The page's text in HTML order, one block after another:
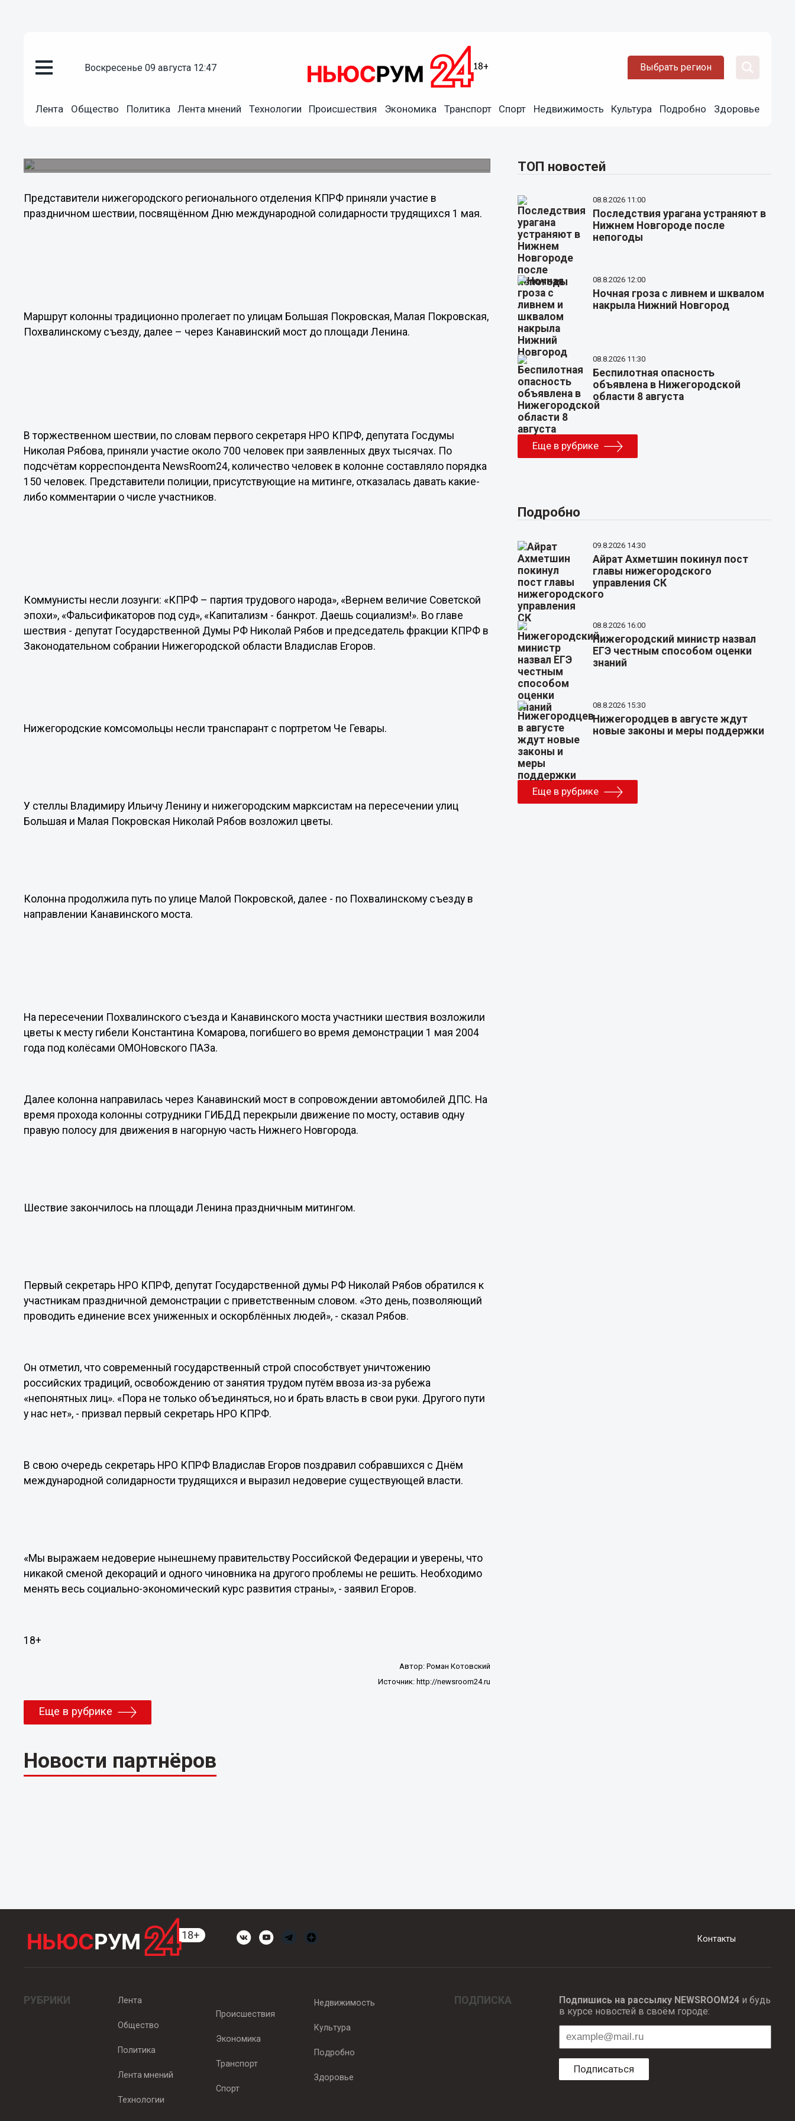
воскресенье 09 августа 12:47 Выбрать регион
Лента Общество Политика Лента мнений Технологии Происшествия Экономика Транспорт Спорт Недвижимость Культура Подробно Здоровье
01.05.201314:10
Нижегородские коммунисты вышли на митинг,
посвящённый Дню международной солидарности
Представители нижегородского регионального отделения КПРФ приняли участие в
праздничном шествии, посвящённом Дню международной солидарности трудящихся 1 мая.
Маршрут колонны традиционно пролегает по улицам Большая Покровская, Малая Покровская,
Похвалинскому съезду, далее – через Канавинский мост до площади Ленина.
В торжественном шествии, по словам первого секретаря НРО КПРФ, депутата Госдумы
Николая Рябова, приняли участие около 700 человек при заявленных двух тысячах. По
подсчётам корреспондента NewsRoom24, количество человек в колонне составляло порядка
150 человек. Представители полиции, присутствующие на митинге, отказалась давать какие-
либо комментарии о числе участников.
Коммунисты несли лозунги: «КПРФ – партия трудового народа», «Вернем величие Советской
эпохи», «Фальсификаторов под суд», «Капитализм - банкрот. Даешь социализм!». Во главе
шествия - депутат Государственной Думы РФ Николай Рябов и председатель фракции КПРФ в
Законодательном собрании Нижегородской области Владислав Егоров.
Нижегородские комсомольцы несли транспарант с портретом Че Гевары.
У стеллы Владимиру Ильичу Ленину и нижегородским марксистам на пересечении улиц
Большая и Малая Покровская Николай Рябов возложил цветы.
Колонна продолжила путь по улице Малой Покровской, далее - по Похвалинскому съезду в
направлении Канавинского моста.
На пересечении Похвалинского съезда и Канавинского моста участники шествия возложили
цветы к месту гибели Константина Комарова, погибшего во время демонстрации 1 мая 2004
года под колёсами ОМОНовского ПАЗа.
Далее колонна направилась через Канавинский мост в сопровождении автомобилей ДПС. На
время прохода колонны сотрудники ГИБДД перекрыли движение по мосту, оставив одну
правую полосу для движения в нагорную часть Нижнего Новгорода.
Шествие закончилось на площади Ленина праздничным митингом.
Первый секретарь НРО КПРФ, депутат Государственной думы РФ Николай Рябов обратился к
участникам праздничной демонстрации с приветственным словом. «Это день, позволяющий
проводить единение всех униженных и оскорблённых людей», - сказал Рябов.
Он отметил, что современный государственный строй способствует уничтожению
российских традиций, освобождению от занятия трудом путём ввоза из-за рубежа
«непонятных лиц». «Пора не только объединяться, но и брать власть в свои руки. Другого пути
у нас нет», - призвал первый секретарь НРО КПРФ.
В свою очередь секретарь НРО КПРФ Владислав Егоров поздравил собравшихся с Днём
международной солидарности трудящихся и выразил недоверие существующей власти.
«Мы выражаем недоверие нынешнему правительству Российской Федерации и уверены, что
никакой сменой декораций и одного чиновника на другого проблемы не решить. Необходимо
менять весь социально-экономический курс развития страны», - заявил Егоров.
18+
Автор: Роман Котовский
Источник: http://newsroom24.ru
Еще в рубрике
Новости партнёров
ТОП новостей
08.8.2026 11:00
Последствия урагана устраняют в
Нижнем Новгороде после
непогоды
08.8.2026 12:00
Ночная гроза с ливнем и шквалом
накрыла Нижний Новгород
08.8.2026 11:30
Беспилотная опасность
объявлена в Нижегородской
области 8 августа
Еще в рубрике
Подробно
09.8.2026 14:30
Айрат Ахметшин покинул пост
главы нижегородского
управления СК
08.8.2026 16:00
Нижегородский министр назвал
ЕГЭ честным способом оценки
знаний
08.8.2026 15:30
Нижегородцев в августе ждут
новые законы и меры поддержки
Еще в рубрике
Контакты
РУБРИКИ Лента
Общество
Политика
Лента мнений
Технологии
Происшествия
Экономика
Транспорт
Спорт
Недвижимость
Культура
Подробно
Здоровье
ПОДПИСКА Подпишись на рассылку NEWSROOM24и будь
в курсе новостей в своём городе:
Подписаться